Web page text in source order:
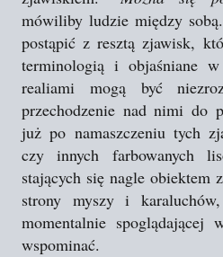
mówiliby ludzie między
postąpić z resztą zjawisk,
terminologią i objaśniane
realiami mogą być
przechodzenie nad nimi do
już po namaszczeniu tych
czy innych farbowanych
stających się nagle obiektem
strony myszy i
momentalnie
wspominać.